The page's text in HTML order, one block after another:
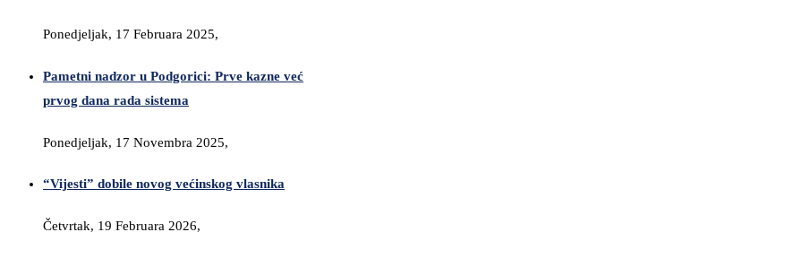
Ponedjeljak, 17 Februara 2025,
Pametni nadzor u Podgorici: Prve kazne već
prvog dana rada sistema
Ponedjeljak, 17 Novembra 2025,
“Vijesti” dobile novog većinskog vlasnika
Četvrtak, 19 Februara 2026,